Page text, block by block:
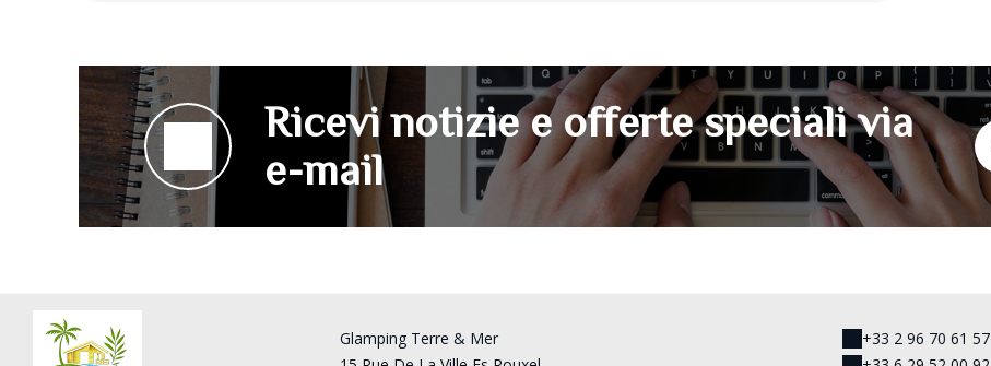
Ricevi notizie e offerte speciali via
e-mail
Glamping Terre & Mer
+33 2 96 70 61 57